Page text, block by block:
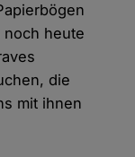
heute
die
mit ihnen